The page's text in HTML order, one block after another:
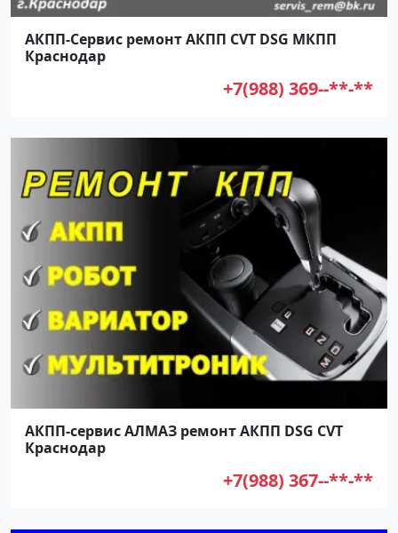
АКПП-Сервис ремонт АКПП CVT DSG МКПП
Краснодар
+7(988) 369--**-**
АКПП-сервис АЛМАЗ ремонт АКПП DSG CVT
Краснодар
+7(988) 367--**-**